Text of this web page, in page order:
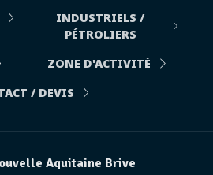
INDUSTRIELS /
PÉTROLIERS
ZONE D'ACTIVITÉ
/ DEVIS
Aquitaine Brive